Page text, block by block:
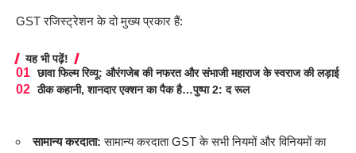
GST रजिस्ट्रेशन के दो मुख्य प्रकार हैं:
यह भी पढ़ें!
छावा फिल्म रिव्यू: औरंगजेब की नफरत और संभाजी महाराज के स्वराज की लड़ाई
ठीक कहानी, शानदार एक्शन का पैक है…पुष्पा 2: द रूल
सामान्य करदाता: सामान्य करदाता GST के सभी नियमों और विनियमों का